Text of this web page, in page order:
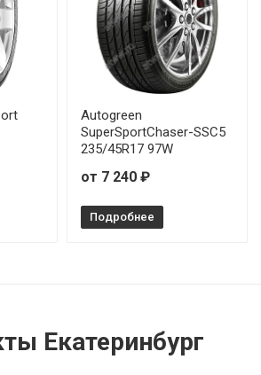
Autogreen
SuperSportChaser-SSC5
235/45R17 97W
от 7 240 ₽
Подробнее
Екатеринбург